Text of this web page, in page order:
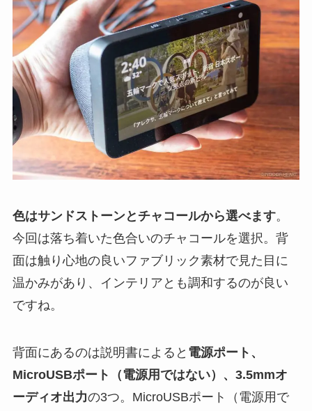
色はサンドストーンとチャコールから選べます。
今回は落ち着いた色合いのチャコールを選択。背
面は触り心地の良いファブリック素材で見た目に
温かみがあり、インテリアとも調和するのが良い
ですね。
背面にあるのは説明書によると 電源ポート、
MicroUSBポート（電源用ではない）、3.5mmオ
ーディオ出力の3つ。MicroUSBポート（電源用で